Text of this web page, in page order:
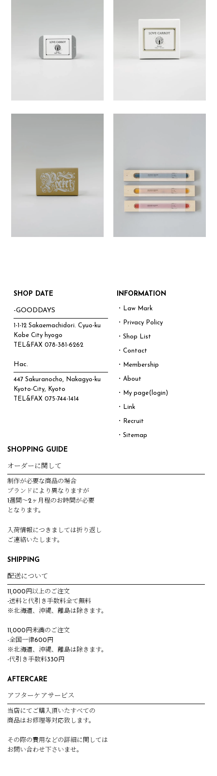
SHOP DATE
-GOODDAYS
1-1-12 Sakaemachidori. Cyuo-ku
Kobe City hyogo
TEL&FAX078-381-6262
Hac.
447 Sakuranocho, Nakagyo-ku
Kyoto-City, Kyoto
TEL&FAX075-744-1414
INFORMATION
・Law Mark
・Privacy Policy
・Shop List
・Contact
・Membership
・About
・My page(login)
・Link
・Recruit
・Sitemap
SHOPPING GUIDE
オーダーに関して
制作が必要な商品の場合
ブランドにより異なりますが
1週間～2ヶ月程のお時間が必要
となります。
入荷情報につきましては折り返し
ご連絡いたします。
SHIPPING
配送について
11,000円以上のご注文
-送料と代引き手数料全て無料
※北海道、沖縄、離島は除きます。
11,000円未満のご注文
-全国一律600円
※北海道、沖縄、離島は除きます。
-代引き手数料330円
AFTERCARE
アフターケアサービス
当店にてご購入頂いたすべての
商品はお修理等対応致します。
その際の費用などの詳細に関しては
お問い合わせ下さいませ。